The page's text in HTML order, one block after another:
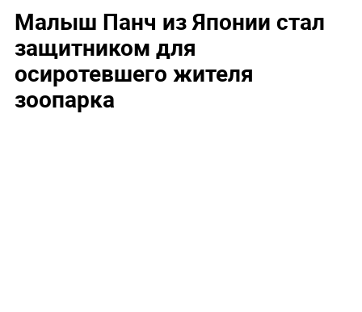
Малыш Панч из Японии стал
защитником для
осиротевшего жителя
зоопарка